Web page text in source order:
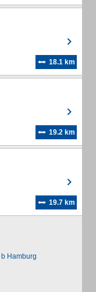
18.1 km
19.2 km
19.7 km
b Hamburg